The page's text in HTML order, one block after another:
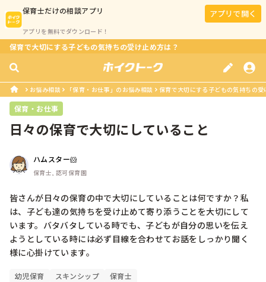
保育士だけの相談アプリ
アプリを無料でダウンロード！
アプリで開く
保育で大切にする子どもの気持ちの受け止め方は？
お悩み相談 「保育・お仕事」のお悩み相談 保育で大切にする子どもの気持ちの
保育・お仕事
日々の保育で大切にしていること
ハムスター🐹
保育士, 認可保育園
皆さんが日々の保育の中で大切にしていることは何ですか？私
は、子ども達の気持ちを受け止めて寄り添うことを大切にして
います。バタバタしている時でも、子どもが自分の思いを伝え
ようとしている時には必ず目線を合わせてお話をしっかり聞く
様に心掛けています。
幼児保育 スキンシップ 保育士